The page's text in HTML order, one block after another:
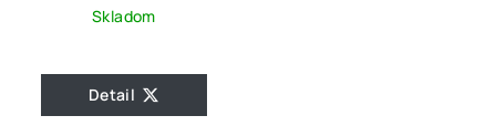
Skladom
Detail